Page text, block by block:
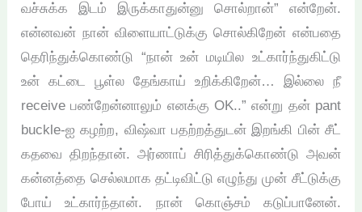
வச்சுக்க இடம் இருக்காதுன்னு சொல்றான்” என்றேன்.
என்னவன் நான் விளையாட்டுக்கு சொல்கிறேன் என்பதை
தெரிந்துக்கொண்டு “நான் உன் மடியில உட்கார்ந்துகிட்டு
உன் கட்டை பூள்ல தேங்காய் உறிக்கிறேன்… இல்லை நீ
receive பண்றேன்னாலும் எனக்கு OK..” என்று தன் pant
buckle-ஐ கழற்ற, விஷ்வா பதற்றத்துடன் இறங்கி பின் சீட்
கதவை திறந்தான். அர்ணாப் சிரித்துக்கொண்டு அவன்
கன்னத்தை செல்லமாக தட்டிவிட்டு எழுந்து முன் சீட்டுக்கு
போய் உட்கார்ந்தான். நான் கொஞ்சம் கடுப்பானேன்.